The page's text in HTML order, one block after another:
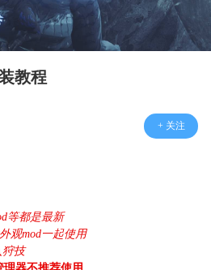
教程
+ 关注
等都是最新
观mod一起使用
狩技